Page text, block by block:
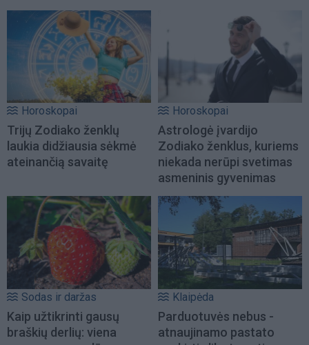
Horoskopai
Trijų Zodiako ženklų
laukia didžiausia sėkmė
ateinančią savaitę
Horoskopai
Astrologė įvardijo
Zodiako ženklus, kuriems
niekada nerūpi svetimas
asmeninis gyvenimas
Sodas ir daržas
Kaip užtikrinti gausų
braškių derlių: viena
Klaipėda
Parduotuvės nebus -
atnaujinamo pastato